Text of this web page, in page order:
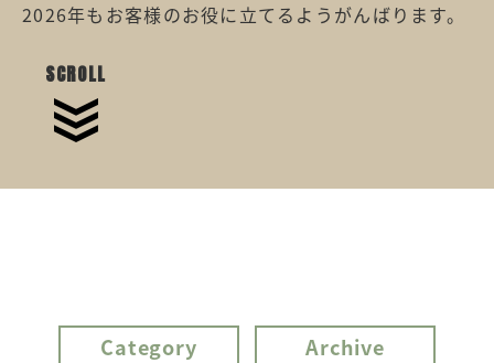
2026年もお客様のお役に立てるようがんばります。
SCROLL
Category Archive